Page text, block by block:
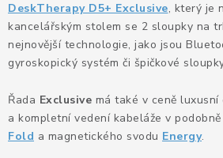
KANCELÁŘSKÉ ŽIDLE A KŘESLA
OBLÍBENÉ KATEGORIE
ZDRAVOTNÍ OBUV
DeskTherapy D5+ Exclusive, který je
kancelářským stolem se 2 sloupky na
nejnovější technologie, jako jsou
gyroskopický systém či špičkové
Řada Exclusive má také v ceně
a kompletní vedení kabeláže v
Fold a magnetického svodu Energy.